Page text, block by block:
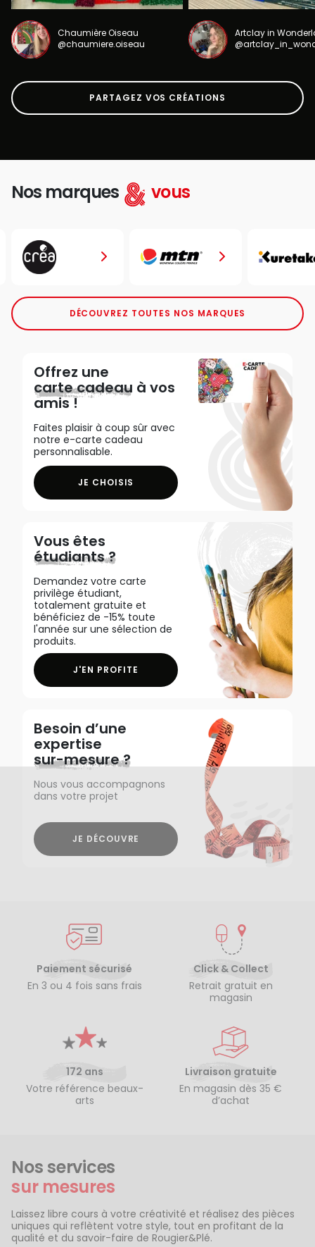
Chaumière Oiseau
@chaumiere.oiseau
Artclay in
PARTAGEZ VOS CRÉATIONS
Nos marques vous
DÉCOUVREZ TOUTES NOS MARQUES
Offrez une
carte cadeau à vos
amis !
Faites plaisir à coup sûr avec
notre e-carte cadeau
personnalisable.
JE CHOISIS
Vous êtes
étudiants ?
Demandez votre carte
privilège étudiant,
totalement gratuite et
bénéficiez de -15% toute
l'année sur une sélection de
produits.
J'EN PROFITE
Besoin d’une
expertise
sur-mesure ?
Nous vous accompagnons
dans votre projet
JE DÉCOUVRE
Paiement sécurisé
En 3 ou 4 fois sans frais
Click & Collect
Retrait gratuit en
magasin
172 ans
Votre référence beaux-
arts
Livraison gratuite
En magasin dès 35 €
d’achat
Nos services
sur mesures
Laissez libre cours à votre créativité et réalisez des pièces
uniques qui reflètent votre style, tout en profitant de la
qualité et du savoir-faire de Rougier&Plé.